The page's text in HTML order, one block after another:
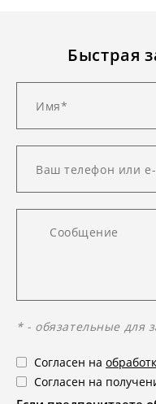
Быстрая
* - обязательные для
Согласен на
Согласен на